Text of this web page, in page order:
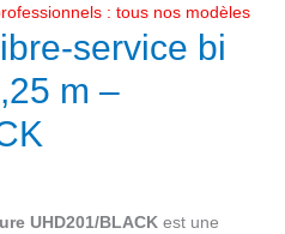
: tous nos modèles
service bi
m –
UHD201/BLACKest une